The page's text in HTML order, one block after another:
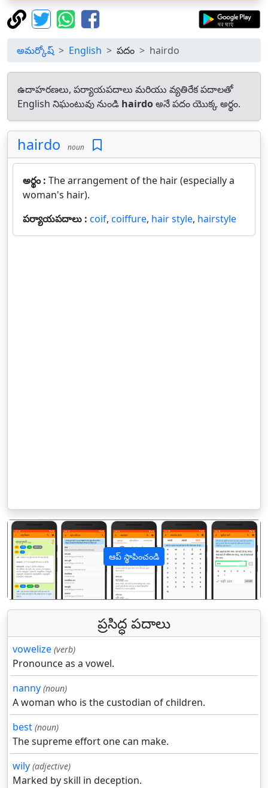
అమర్కోష్ English పదం hairdo
ఉదాహరణలు, పర్యాయపదాలు మరియు వ్యతిరేక పదాలతో
English నిఘంటువు నుండి hairdoఅనే పదం యొక్క అర్థం.
hairdo noun
అర్థం : The arrangement of the hair (especially a
woman's hair).
పర్యాయపదాలు : coif, coiffure, hair style, hairstyle
ఆప్ స్థాపించండి
पिछला
ప్రసిద్ధ పదాలు
vowelize (verb)
Pronounce as a vowel.
nanny (noun)
A woman who is the custodian of children.
best (noun)
The supreme effort one can make.
wily (adjective)
Marked by skill in deception.